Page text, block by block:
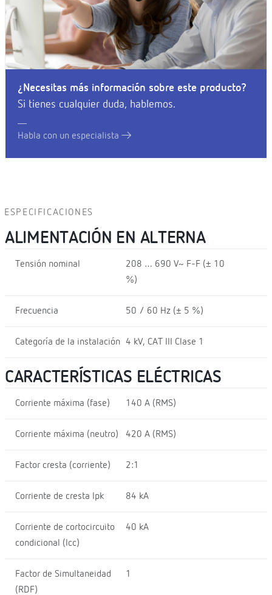
¿Necesitas más información sobre este producto?
Si tienes cualquier duda, hablemos.
Habla con un especialista
ESPECIFICACIONES
ALIMENTACIÓN EN ALTERNA
Tensión nominal
208 … 690 V~ F-F (± 10
%)
Frecuencia 50 / 60 Hz (± 5 %)
Categoría de la instalación 4 kV, CAT III Clase 1
CARACTERÍSTICAS ELÉCTRICAS
Corriente máxima (fase) 140 A (RMS)
Corriente máxima (neutro) 420 A (RMS)
Factor cresta (corriente) 2:1
Corriente de cresta Ipk 84 kA
Corriente de cortocircuito
condicional (Icc)
40 kA
Factor de Simultaneidad
(RDF)
1